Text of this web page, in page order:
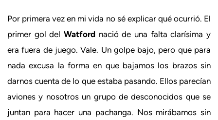
Por primera vez en mi vida no sé explicar qué ocurrió. El
primer gol del Watford nació de una falta clarísima y
era fuera de juego. Vale. Un golpe bajo, pero que para
nada excusa la forma en que bajamos los brazos sin
darnos cuenta de lo que estaba pasando. Ellos parecían
aviones y nosotros un grupo de desconocidos que se
juntan para hacer una pachanga. Nos mirábamos sin